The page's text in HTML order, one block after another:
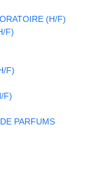
(H/F)
F)
F)
F)
PARFUMS